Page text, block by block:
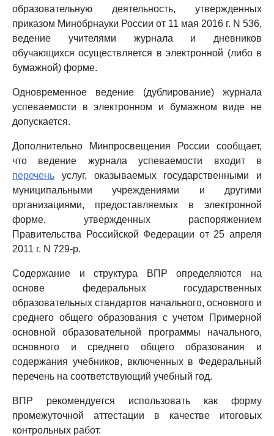
образовательную деятельность, утвержденных
приказом Минобрнауки России от 11 мая 2016 г. N 536,
ведение учителями журнала и дневников
обучающихся осуществляется в электронной (либо в
бумажной) форме.
Одновременное ведение (дублирование) журнала
успеваемости в электронном и бумажном виде не
допускается.
Дополнительно Минпросвещения России сообщает,
что ведение журнала успеваемости входит в
перечень услуг, оказываемых государственными и
муниципальными учреждениями и другими
организациями, предоставляемых в электронной
форме, утвержденных распоряжением
Правительства Российской Федерации от 25 апреля
2011 г. N 729-р.
Содержание и структура ВПР определяются на
основе федеральных государственных
образовательных стандартов начального, основного и
среднего общего образования с учетом Примерной
основной образовательной программы начального,
основного и среднего общего образования и
содержания учебников, включенных в Федеральный
перечень на соответствующий учебный год.
ВПР рекомендуется использовать как форму
промежуточной аттестации в качестве итоговых
контрольных работ.